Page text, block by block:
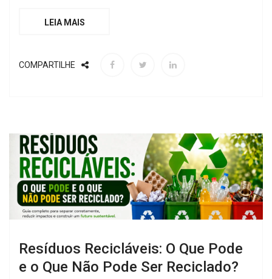
LEIA MAIS
COMPARTILHE
Resíduos Recicláveis: O Que Pode
e o Que Não Pode Ser Reciclado?